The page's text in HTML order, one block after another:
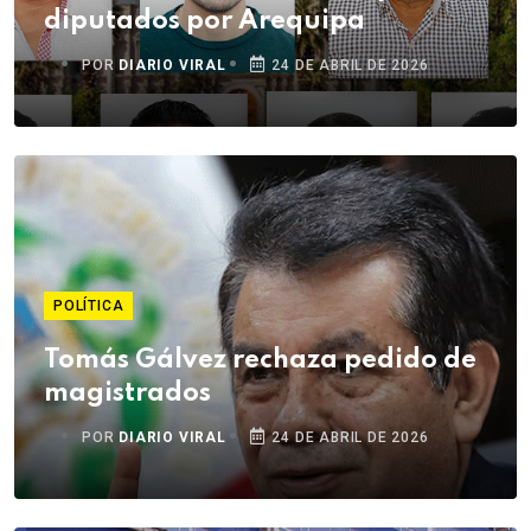
diputados por Arequipa
POR DIARIO VIRAL 24 DE ABRIL DE 2026
POLÍTICA
Tomás Gálvez rechaza pedido de
magistrados
PORDIARIO VIRAL 24 DE ABRIL DE 2026